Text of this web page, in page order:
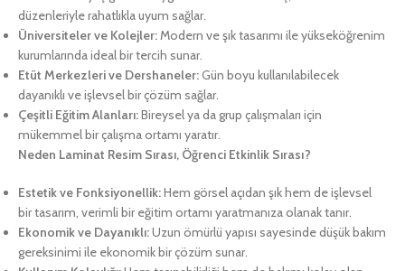
düzenleriyle rahatlıkla uyum sağlar.
Üniversiteler ve Kolejler:Modern ve şık tasarımı ile yükseköğrenim
kurumlarında ideal bir tercih sunar.
Etüt Merkezleri ve Dershaneler:Gün boyu kullanılabilecek
dayanıklı ve işlevsel bir çözüm sağlar.
Çeşitli Eğitim Alanları:Bireysel ya da grup çalışmaları için
mükemmel bir çalışma ortamı yaratır.
Neden Laminat Resim Sırası, Öğrenci Etkinlik Sırası?
Estetik ve Fonksiyonellik:Hem görsel açıdan şık hem de işlevsel
bir tasarım, verimli bir eğitim ortamı yaratmanıza olanak tanır.
Ekonomik ve Dayanıklı:Uzun ömürlü yapısı sayesinde düşük bakım
gereksinimi ile ekonomik bir çözüm sunar.